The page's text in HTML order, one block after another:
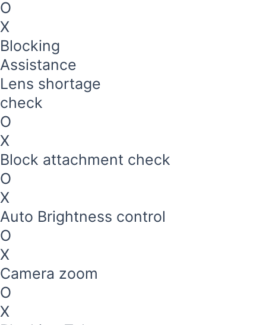
O
X
Blocking
Assistance
Lens shortage
check
O
X
Block attachment check
O
X
Auto Brightness control
O
X
Camera zoom
O
X